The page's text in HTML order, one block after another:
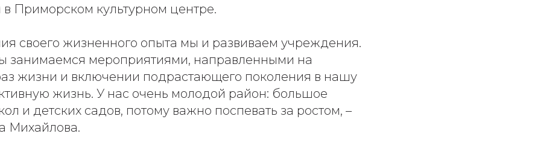
Приморском культурном центре.
своего жизненного опыта мы и развиваем учреждения.
занимаемся мероприятиями, направленными на
жизни и включении подрастающего поколения в нашу
жизнь. У нас очень молодой район: большое
и детских садов, потому важно поспевать за ростом, –
Михайлова.